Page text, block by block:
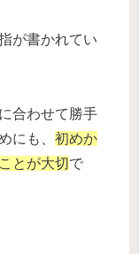
が書かれてい
合わせて勝手
にも、 初めか
とが大切で